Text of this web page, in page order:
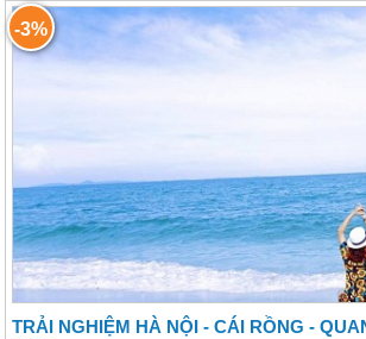
-3%
TRẢI NGHIỆM HÀ NỘI - CÁI RỒNG -